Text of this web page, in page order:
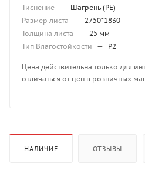
Тиснение —
Шагрень (PE)
Размер листа
— 2750*1830
Толщина листа
— 25 мм
Тип Влагостойкости
— P2
Цена действительна только для
отличаться от цен в розничных
НАЛИЧИЕ ОТЗЫВЫ